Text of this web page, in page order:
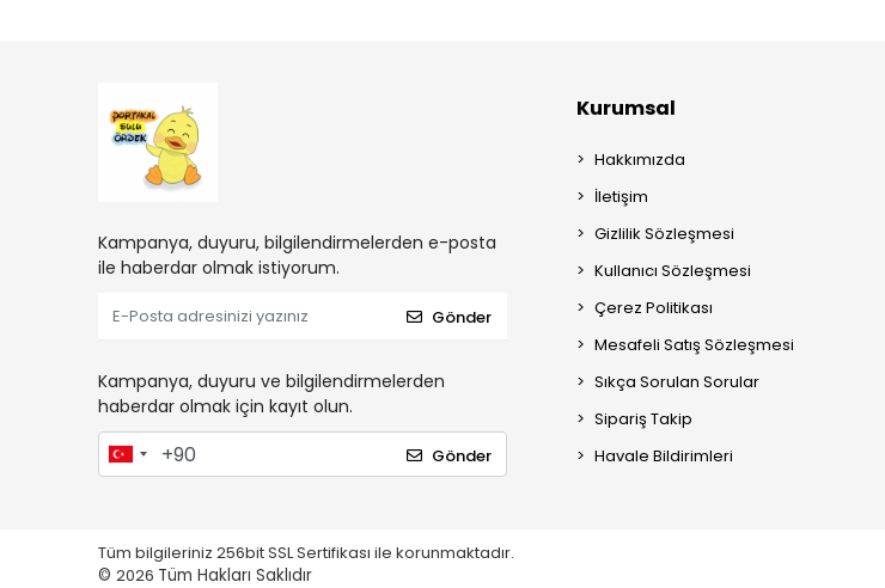
Kampanya, duyuru, bilgilendirmelerden e-posta
ile haberdar olmak istiyorum.
Gönder
Kampanya, duyuru ve bilgilendirmelerden
haberdar olmak için kayıt olun.
Gönder
Kurumsal
Hakkımızda
İletişim
Gizlilik Sözleşmesi
Kullanıcı Sözleşmesi
Çerez Politikası
Mesafeli Satış Sözleşmesi
Sıkça Sorulan Sorular
Sipariş Takip
Havale Bildirimleri
Tüm bilgileriniz 256bit SSL Sertifikası ile korunmaktadır.
© 2026 Tüm Hakları Saklıdır